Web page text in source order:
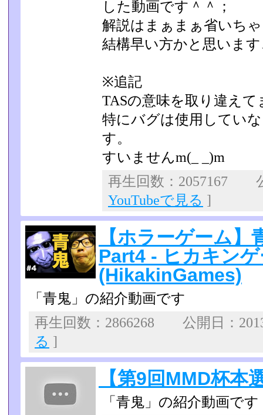
した動画です＾＾；
解説はまぁまぁ省いち
結構早い方かと思いま
※追記
TASの意味を取り違えて
特にバグは使用してい
す。
すいませんm(_ _)m
再生回数：2057167
YouTubeで見る ]
【ホラーゲーム
Part4 - ヒカキン
(HikakinGames)
「青鬼」の紹介動画です
再生回数：2866268 公開日：
る ]
【第9回MMD杯本
「青鬼」の紹介動画です